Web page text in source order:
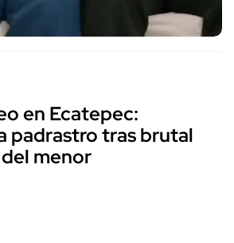
en Ecatepec:
padrastro tras brutal
menor